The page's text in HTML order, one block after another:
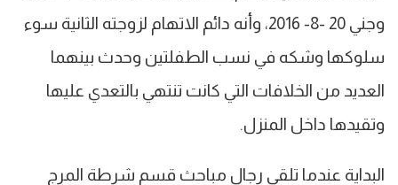
وجني 20 -8- 2016، وأنه دائم الاتهام لزوجته الثانية سوء
سلوكها وشكه في نسب الطفلتين وحدث بينهما
العديد من الخلافات التي كانت تنتهي بالتعدي عليها
وتقيدها داخل المنزل.
البداية عندما تلقى رجال مباحث قسم شرطة المرج